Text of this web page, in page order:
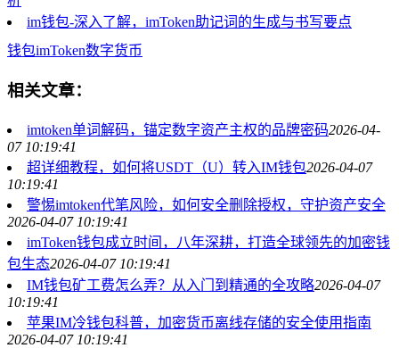
im钱包-深入了解，imToken助记词的生成与书写要点
钱包imToken数字货币
相关文章：
imtoken单词解码，锚定数字资产主权的品牌密码2026-04-
07 10:19:41
超详细教程，如何将USDT（U）转入IM钱包2026-04-07
10:19:41
警惕imtoken代笔风险，如何安全删除授权，守护资产安全
2026-04-07 10:19:41
imToken钱包成立时间，八年深耕，打造全球领先的加密钱
包生态2026-04-07 10:19:41
IM钱包矿工费怎么弄？从入门到精通的全攻略2026-04-07
10:19:41
苹果IM冷钱包科普，加密货币离线存储的安全使用指南
2026-04-07 10:19:41